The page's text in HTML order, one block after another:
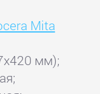
Mita
мм);